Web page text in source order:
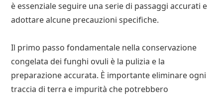
è essenziale seguire una serie di passaggi accurati e
adottare alcune precauzioni specifiche.
Il primo passo fondamentale nella conservazione
congelata dei funghi ovuli è la pulizia e la
preparazione accurata. È importante eliminare ogni
traccia di terra e impurità che potrebbero